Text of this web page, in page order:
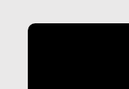
dietro gli oggetti e i